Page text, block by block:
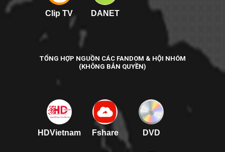
Clip TV DANET
TỔNG HỢP NGUỒN CÁC FANDOM & HỘI NHÓM
(KHÔNG BẢN QUYỀN)
HDVietnam Fshare DVD